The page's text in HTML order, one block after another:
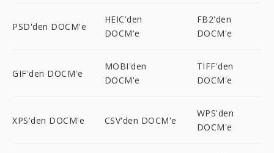
PSD'den DOCM'e
HEIC'den
DOCM'e
FB2'den
DOCM'e
GIF'den DOCM'e
MOBI'den
DOCM'e
TIFF'den
DOCM'e
XPS'den DOCM'e CSV'den DOCM'e
WPS'den
DOCM'e